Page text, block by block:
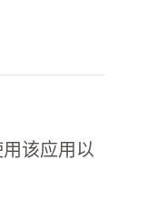
该应用以